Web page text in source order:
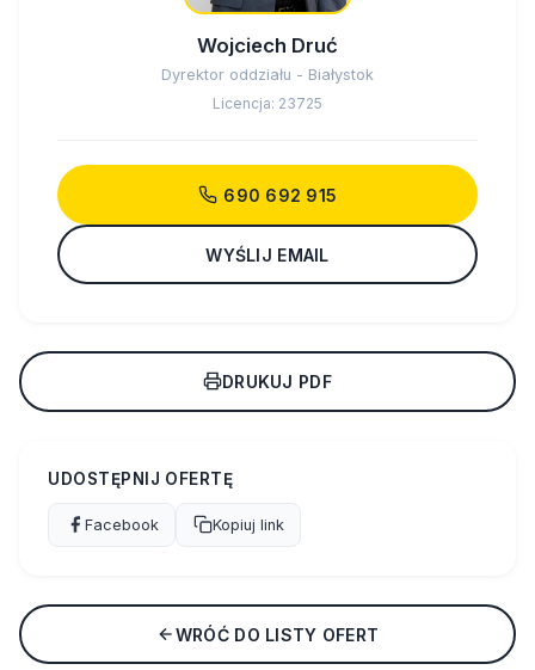
Wojciech Druć
Dyrektor oddziału - Białystok
Licencja: 23725
690 692 915
WYŚLIJ EMAIL
DRUKUJ PDF
UDOSTĘPNIJ OFERTĘ
Facebook Kopiuj link
WRÓĆ DO LISTY OFERT